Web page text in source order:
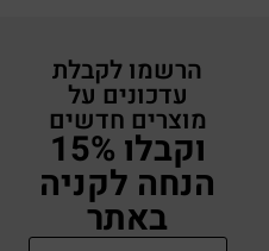
הרשמו לקבלת
עדכונים על
מוצרים חדשים
וקבלו 15%
הנחה לקניה
באתר